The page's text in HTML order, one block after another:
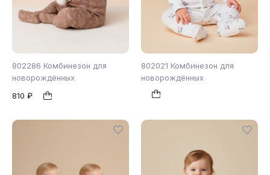
802286 Комбинезон для
новорождённых
810 ₽
80
802021 Комбинезон для
новорождённых
62
80 86